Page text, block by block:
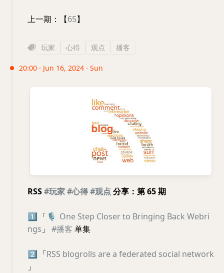
上一期：【65】
玩家 心得 观点 播客
20:00 · Jun 16, 2024 · Sun
RSS#玩家#心得#观点 分享：第 65 期
1️⃣ 「 🎙 One Step Closer to Bringing Back Webri
ngs 」 #播客 单集
2️⃣ 「RSS blogrolls are a federated social network
」